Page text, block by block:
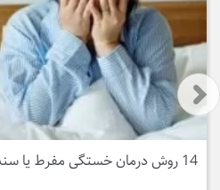
14 روش درمان خستگی مفرط یا سندرم خستگی + علت ها